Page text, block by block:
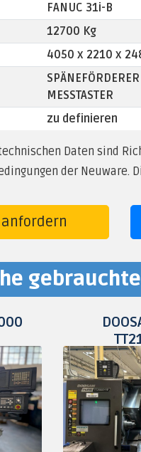
FANUC 31i-B
12700 Kg
4050 x 2210 x
MESSTASTER
zu definieren
Daten sind
der Neuware.